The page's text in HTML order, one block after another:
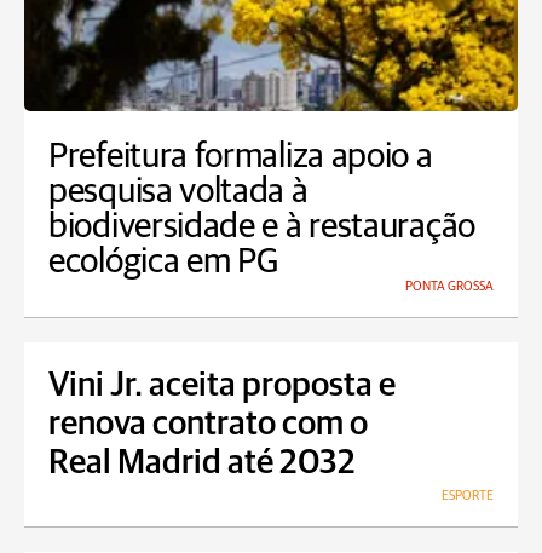
Prefeitura formaliza apoio a
pesquisa voltada à
biodiversidade e à restauração
ecológica em PG
PONTA GROSSA
Vini Jr. aceita proposta e
renova contrato com o
Real Madrid até 2032
ESPORTE